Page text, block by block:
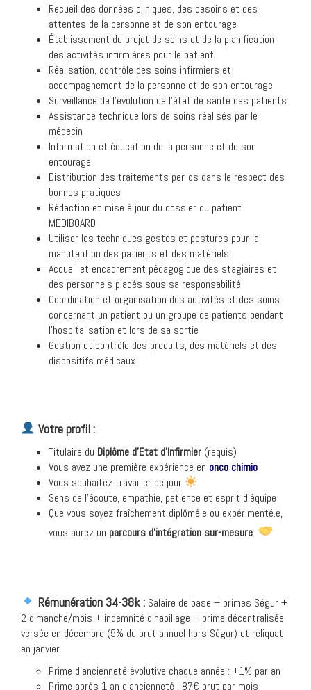
Recueil des données cliniques, des besoins et des
attentes de la personne et de son entourage
Établissement du projet de soins et de la planification
des activités infirmières pour le patient
Réalisation, contrôle des soins infirmiers et
accompagnement de la personne et de son entourage
Surveillance de l’évolution de l’état de santé des patients
Assistance technique lors de soins réalisés par le
médecin
Information et éducation de la personne et de son
entourage
Distribution des traitements per-os dans le respect des
bonnes pratiques
Rédaction et mise à jour du dossier du patient
MEDIBOARD
Utiliser les techniques gestes et postures pour la
manutention des patients et des matériels
Accueil et encadrement pédagogique des stagiaires et
des personnels placés sous sa responsabilité
Coordination et organisation des activités et des soins
concernant un patient ou un groupe de patients pendant
l’hospitalisation et lors de sa sortie
Gestion et contrôle des produits, des matériels et des
dispositifs médicaux
Votre profil :
Titulaire du Diplôme d’Etat d’Infirmier (requis)
Vous avez une première expérience en onco chimio
Vous souhaitez travailler de jour
Sens de l’écoute, empathie, patience et esprit d’équipe
Que vous soyez fraîchement diplômé.e ou expérimenté.e,
vous aurez un parcours d’intégration sur-mesure.
Rémunération 34-38k :Salaire de base + primes Ségur +
2 dimanche/mois + indemnité d’habillage + prime décentralisée
versée en décembre (5% du brut annuel hors Ségur) et reliquat
en janvier
Prime d’ancienneté évolutive chaque année : +1% par an
Prime après 1 an d’ancienneté : 87€ brut par mois